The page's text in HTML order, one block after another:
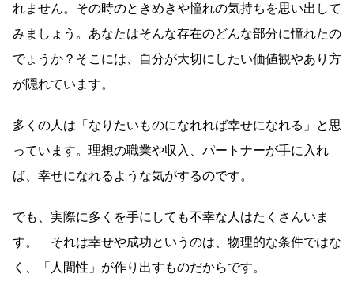
れません。その時のときめきや憧れの気持ちを思い出して
みましょう。あなたはそんな存在のどんな部分に憧れたの
でょうか？そこには、自分が大切にしたい価値観やあり方
が隠れています。
多くの人は「なりたいものになれれば幸せになれる」と思
っています。理想の職業や収入、パートナーが手に入れ
ば、幸せになれるような気がするのです。
でも、実際に多くを手にしても不幸な人はたくさんいま
す。 それは幸せや成功というのは、物理的な条件ではな
く、「人間性」が作り出すものだからです。